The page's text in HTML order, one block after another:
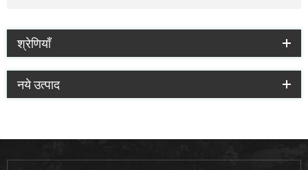
श्रेणियाँ
नये उत्पाद